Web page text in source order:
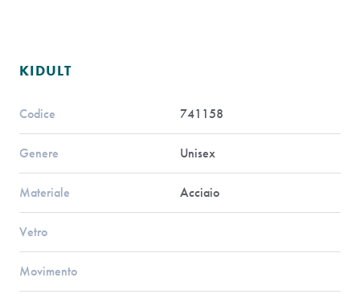
KIDULT
Codice 741158
Genere Unisex
Materiale Acciaio
Vetro
Movimento